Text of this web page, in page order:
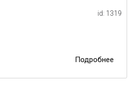
id: 1319
Подробнее